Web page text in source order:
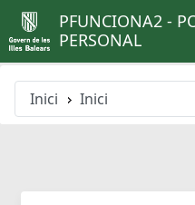
PFUNCIONA2 -
PERSONAL
Inici Inici